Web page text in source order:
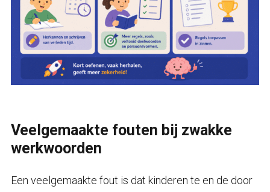
Veelgemaakte fouten bij zwakke
werkwoorden
Een veelgemaakte fout is dat kinderen te en de door